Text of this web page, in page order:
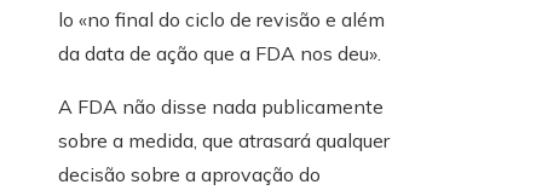
lo «no final do ciclo de revisão e além
da data de ação que a FDA nos deu».
A FDA não disse nada publicamente
sobre a medida, que atrasará qualquer
decisão sobre a aprovação do